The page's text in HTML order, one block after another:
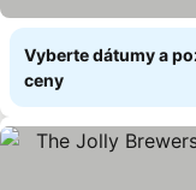
Vyberte dátumy a
ceny